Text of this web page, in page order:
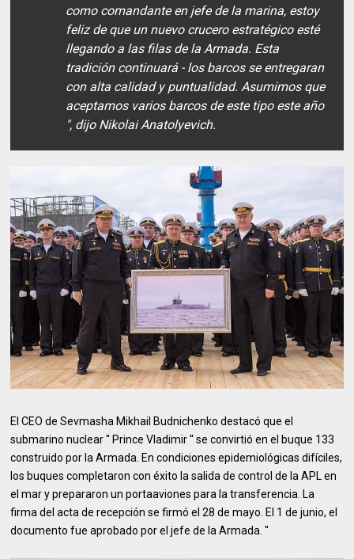
como comandante en jefe de la marina, estoy
feliz de que un nuevo crucero estratégico esté
llegando a las filas de la Armada. Esta
tradición continuará - los barcos se entregaran
con alta calidad y puntualidad. Asumimos que
aceptamos varios barcos de este tipo este año
", dijo Nikolai Anatolyevich.
El CEO de Sevmasha Mikhail Budnichenko destacó que el
submarino nuclear ′′ Prince Vladimir ′′ se convirtió en el buque 133
construido por la Armada. En condiciones epidemiológicas difíciles,
los buques completaron con éxito la salida de control de la APL en
el mar y prepararon un portaaviones para la transferencia. La
firma del acta de recepción se firmó el 28 de mayo. El 1 de junio, el
documento fue aprobado por el jefe de la Armada. ′′